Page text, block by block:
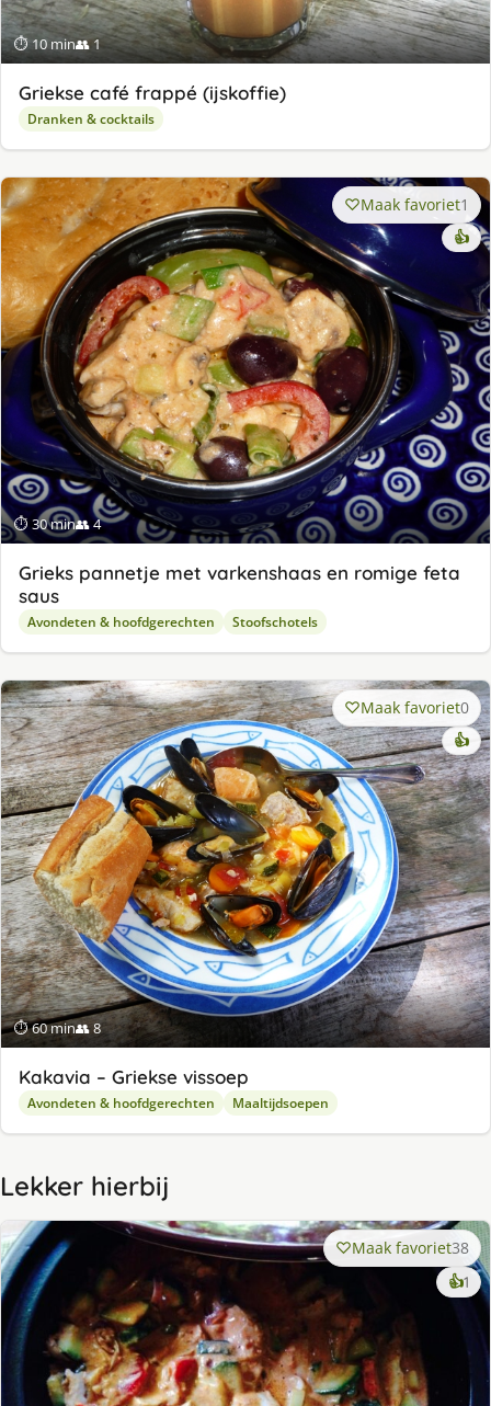
⏱ 10 min👥 1
Griekse café frappé (ijskoffie)
Dranken & cocktails
⏱ 30 min👥 4
Maak favoriet1
👍
Grieks pannetje met varkenshaas en romige feta
saus
Avondeten & hoofdgerechten Stoofschotels
⏱ 60 min👥 8
Maak favoriet0
👍
Kakavia – Griekse vissoep
Avondeten & hoofdgerechten Maaltijdsoepen
Lekker hierbij
Maak favoriet38
👍1